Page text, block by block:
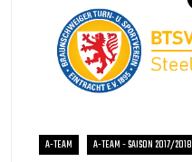
A-TEAM A-TEAM - SAISON 2017/2018